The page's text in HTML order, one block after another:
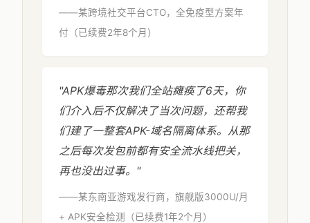
——某跨境社交平台CTO，全免疫型方案年
付（已续费2年8个月）
"APK爆毒那次我们全站瘫痪了6天，你
们介入后不仅解决了当次问题，还帮我
们建了一整套APK-域名隔离体系。从那
之后每次发包前都有安全流水线把关，
再也没出过事。"
——某东南亚游戏发行商，旗舰版3000U/月
+ APK安全检测（已续费1年2个月）